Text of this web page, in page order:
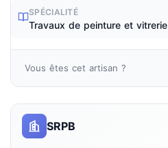
SPÉCIALITÉ
Travaux de peinture et vitrerie
Vous êtes cet artisan ?
SRPB